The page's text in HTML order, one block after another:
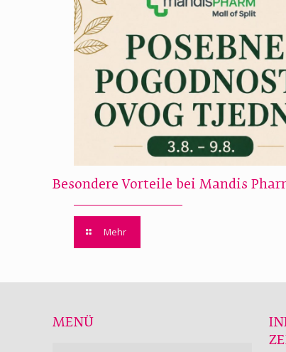
Besondere Vorteile bei Mandis
Mehr
MENÜ